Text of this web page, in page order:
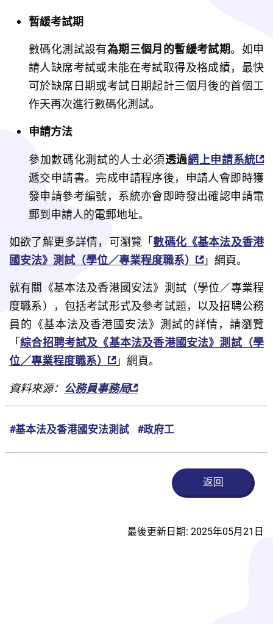
暫緩考試期
數碼化測試設有為期三個月的暫緩考試期。如申
請人缺席考試或未能在考試取得及格成績，最快
可於缺席日期或考試日期起計三個月後的首個工
作天再次進行數碼化測試。
申請方法
參加數碼化測試的人士必須透過網上申請系統
遞交申請書。完成申請程序後，申請人會即時獲
發申請參考編號，系統亦會即時發出確認申請電
郵到申請人的電郵地址。
如欲了解更多詳情，可瀏覽「數碼化《基本法及香港
國安法》測試（學位／專業程度職系）
」網頁。
就有關《基本法及香港國安法》測試（學位／專業程
度職系），包括考試形式及參考試題，以及招聘公務
員的《基本法及香港國安法》測試的詳情，請瀏覽
「綜合招聘考試及《基本法及香港國安法》測試（學
位／專業程度職系）
」網頁。
資料來源： 公務員事務局
#基本法及香港國安法測試 #政府工
返回
最後更新日期: 2025年05月21日